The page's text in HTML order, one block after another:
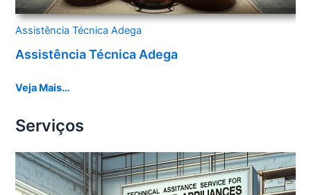
Assistência Técnica Adega
Assistência Técnica Adega
Veja Mais…
Serviços